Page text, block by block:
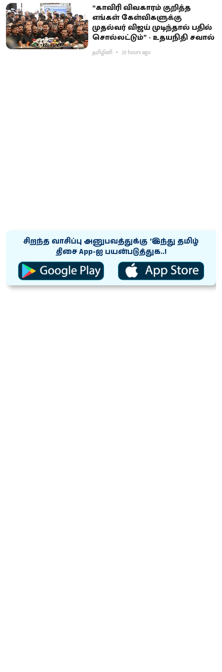
“காவிரி விவகாரம் குறித்த
எங்கள் கேள்விகளுக்கு
முதல்வர் விஜய் முடிந்தால் பதில்
சொல்லட்டும்” - உதயநிதி சவால்
தமிழினி 20 hours ago
சிறந்த வாசிப்பு அனுபவத்துக்கு ‘இந்து தமிழ்
திசை App-ஐ பயன்படுத்துக..!